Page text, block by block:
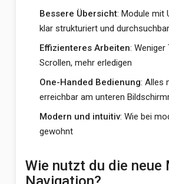
Bessere Übersicht: Module mit
klar strukturiert und durchsuchbar
Effizienteres Arbeiten: Weniger
Scrollen, mehr erledigen
One-Handed Bedienung: Alles
erreichbar am unteren
Modern und intuitiv: Wie bei
gewohnt
Wie nutzt du die neue